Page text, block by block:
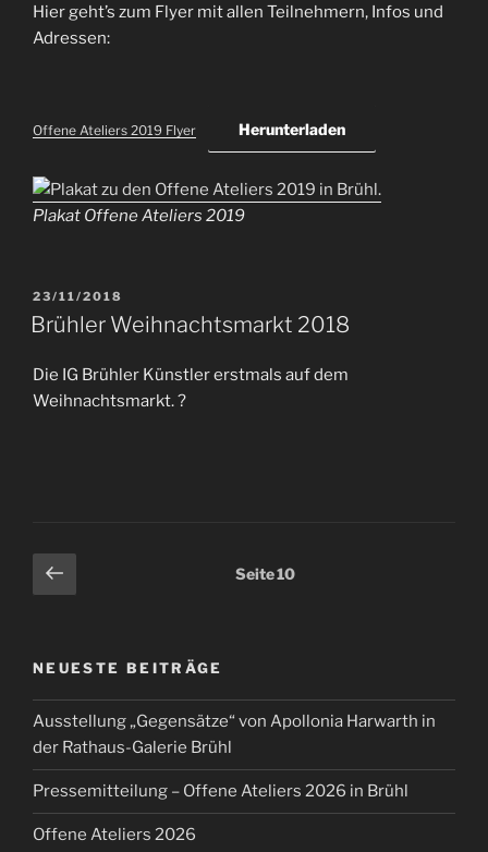
Hier geht’s zum Flyer mit allen Teilnehmern, Infos und
Adressen:
Offene Ateliers 2019 Flyer Herunterladen
Plakat Offene Ateliers 2019
VERÖFFENTLICHT
AM
23/11/2018
Brühler Weihnachtsmarkt 2018
Die IG Brühler Künstler erstmals auf dem
Weihnachtsmarkt. ?
Seitennummerierung
der
Vorherige
Seite
Seite10
NEUESTE BEITRÄGE
Ausstellung „Gegensätze“ von Apollonia Harwarth in
der Rathaus-Galerie Brühl
Pressemitteilung – Offene Ateliers 2026 in Brühl
Offene Ateliers 2026